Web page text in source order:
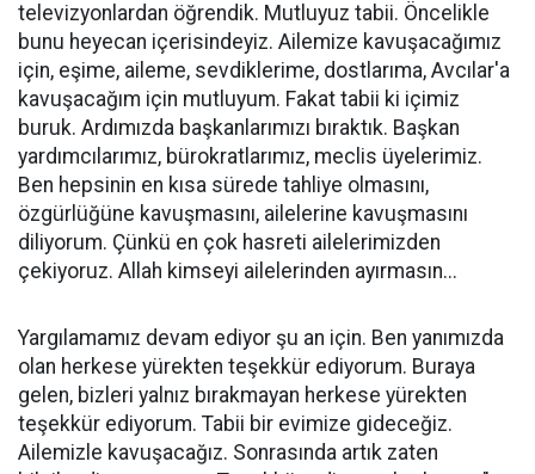
televizyonlardan öğrendik. Mutluyuz tabii. Öncelikle
bunu heyecan içerisindeyiz. Ailemize kavuşacağımız
için, eşime, aileme, sevdiklerime, dostlarıma, Avcılar'a
kavuşacağım için mutluyum. Fakat tabii ki içimiz
buruk. Ardımızda başkanlarımızı bıraktık. Başkan
yardımcılarımız, bürokratlarımız, meclis üyelerimiz.
Ben hepsinin en kısa sürede tahliye olmasını,
özgürlüğüne kavuşmasını, ailelerine kavuşmasını
diliyorum. Çünkü en çok hasreti ailelerimizden
çekiyoruz. Allah kimseyi ailelerinden ayırmasın...
Yargılamamız devam ediyor şu an için. Ben yanımızda
olan herkese yürekten teşekkür ediyorum. Buraya
gelen, bizleri yalnız bırakmayan herkese yürekten
teşekkür ediyorum. Tabii bir evimize gideceğiz.
Ailemizle kavuşacağız. Sonrasında artık zaten